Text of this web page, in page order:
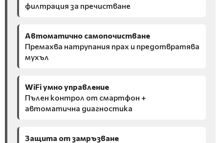
филтрация за пречистване
Автоматично самопочистване
Премахва натрупания прах и предотвратява
мухъл
WiFi умно управление
Пълен контрол от смартфон +
автоматична диагностика
Защита от замръзване